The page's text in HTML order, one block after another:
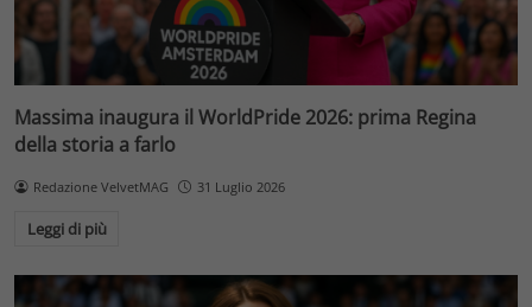
Massima inaugura il WorldPride 2026: prima Regina
della storia a farlo
Redazione VelvetMAG 31 Luglio 2026
Leggi di più